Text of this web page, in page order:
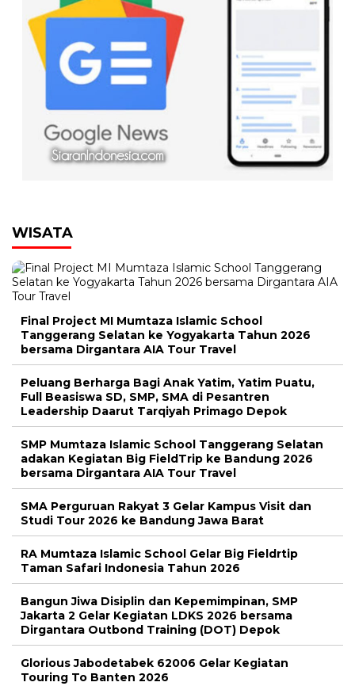
WISATA
Final Project MI Mumtaza Islamic School
Tanggerang Selatan ke Yogyakarta Tahun 2026
bersama Dirgantara AIA Tour Travel
Peluang Berharga Bagi Anak Yatim, Yatim Puatu,
Full Beasiswa SD, SMP, SMA di Pesantren
Leadership Daarut Tarqiyah Primago Depok
SMP Mumtaza Islamic School Tanggerang Selatan
adakan Kegiatan Big FieldTrip ke Bandung 2026
bersama Dirgantara AIA Tour Travel
SMA Perguruan Rakyat 3 Gelar Kampus Visit dan
Studi Tour 2026 ke Bandung Jawa Barat
RA Mumtaza Islamic School Gelar Big Fieldrtip
Taman Safari Indonesia Tahun 2026
Bangun Jiwa Disiplin dan Kepemimpinan, SMP
Jakarta 2 Gelar Kegiatan LDKS 2026 bersama
Dirgantara Outbond Training (DOT) Depok
Glorious Jabodetabek 62006 Gelar Kegiatan
Touring To Banten 2026